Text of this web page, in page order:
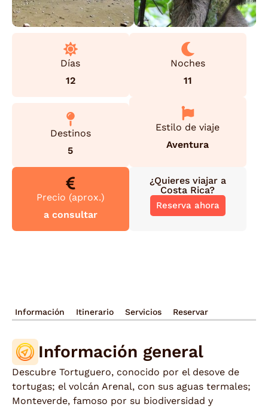
Días
12
Noches
11
Destinos
5
Estilo de viaje
Aventura
Precio (aprox.)
a consultar
¿Quieres viajar a
Costa Rica?
Reserva ahora
Información Itinerario Servicios Reservar
Información general
Descubre Tortuguero, conocido por el desove de
tortugas; el volcán Arenal, con sus aguas termales;
Monteverde, famoso por su biodiversidad y